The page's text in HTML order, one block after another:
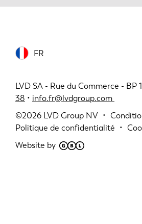
FR
LVD SA - Rue du Commerce - BP
38 • info.fr@lvdgroup.com
©2026 LVD Group NV
Politique de confidentialité
Website by